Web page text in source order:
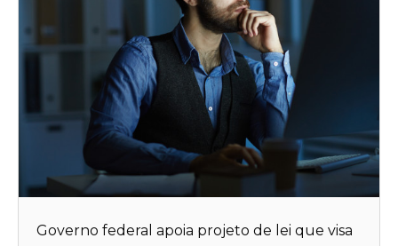
Governo federal apoia projeto de lei que visa